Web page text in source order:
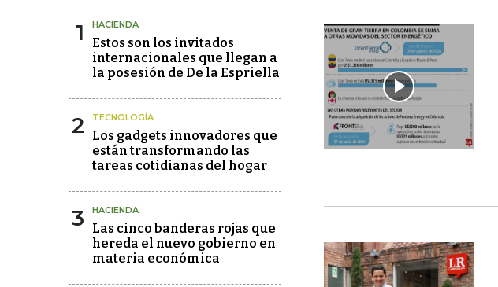
1 HACIENDA
Estos son los invitados
internacionales que llegan a
la posesión de De la Espriella
2 TECNOLOGÍA
Los gadgets innovadores que
están transformando las
tareas cotidianas del hogar
3 HACIENDA
Las cinco banderas rojas que
hereda el nuevo gobierno en
materia económica